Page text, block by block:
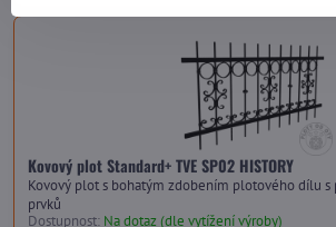
Kovový plot Standard+ TVE SP02 HISTORY
Kovový plot s bohatým zdobením plotového dílu s
prvků
Dostupnost: Na dotaz (dle vytížení výroby)